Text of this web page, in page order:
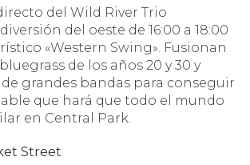
del Wild River Trio
del oeste de 16:00 a 18:00
«Western Swing». Fusionan
de los años 20 y 30 y
grandes bandas para conseguir
que hará que todo el mundo
en Central Park.
Street